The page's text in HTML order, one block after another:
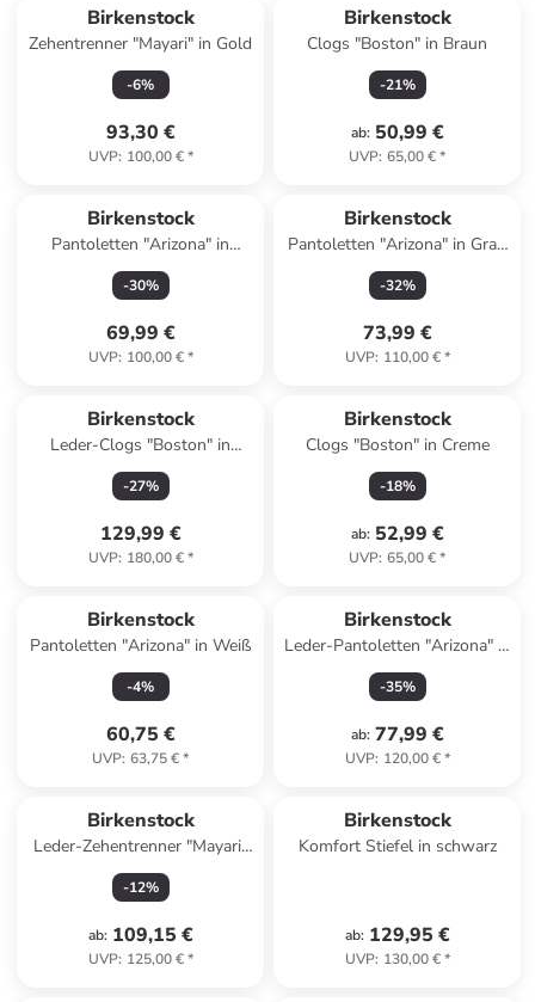
Birkenstock
Zehentrenner "Mayari" in Gold
-6%
93,30 €
UVP: 100,00 €*
Birkenstock
Clogs "Boston" in Braun
-21%
ab: 50,99 €
UVP: 65,00 €*
Birkenstock
Pantoletten "Arizona" in
Schwarz
-30%
69,99 €
UVP: 100,00 €*
Birkenstock
Pantoletten "Arizona" in Grau
- Weite S
-32%
73,99 €
UVP: 110,00 €*
Birkenstock
Leder-Clogs "Boston" in
Taupe
-27%
129,99 €
UVP: 180,00 €*
Birkenstock
Clogs "Boston" in Creme
-18%
ab: 52,99 €
UVP: 65,00 €*
Birkenstock
Pantoletten "Arizona" in Weiß
-4%
60,75 €
UVP: 63,75 €*
Birkenstock
Leder-Pantoletten "Arizona" in
Hellbraun
-35%
ab: 77,99 €
UVP: 120,00 €*
Birkenstock
Leder-Zehentrenner "Mayari"
in Schwarz
-12%
ab: 109,15 €
UVP: 125,00 €*
Birkenstock
Komfort Stiefel in schwarz
ab: 129,95 €
UVP: 130,00 €*